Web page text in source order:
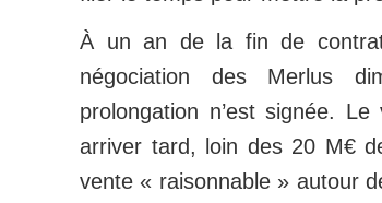
À un an de la fin de
négociation des Merlus
prolongation n’est signée.
arriver tard, loin des 20 M€
vente « raisonnable » autour